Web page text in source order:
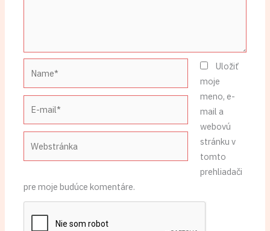
Uložiť
moje
meno, e-
mail a
webovú
stránku v
tomto
prehliadači
pre moje budúce komentáre.